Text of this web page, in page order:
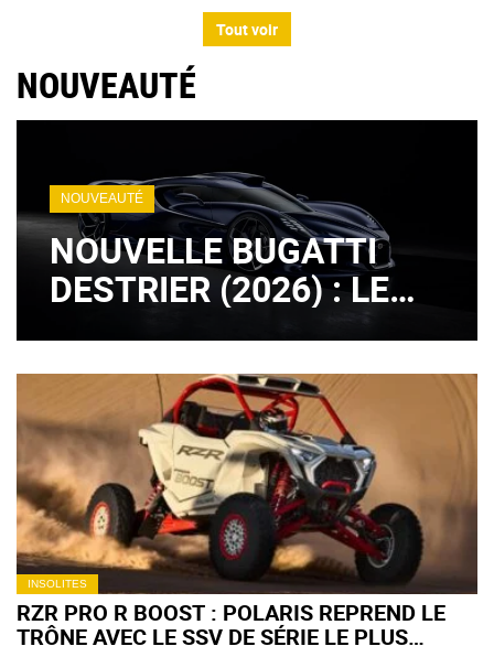
Tout voir
NOUVEAUTÉ
NOUVEAUTÉ
NOUVELLE BUGATTI
DESTRIER (2026) : LE
LÉGENDAIRE MOTEUR
W16 EST DE RETOUR !
(+ IMAGES)
INSOLITES
RZR PRO R BOOST : POLARIS REPREND LE
TRÔNE AVEC LE SSV DE SÉRIE LE PLUS